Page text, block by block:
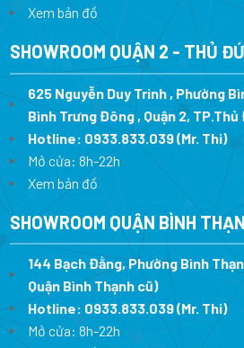
Xem bản đồ
SHOWROOM QUẬN 2 - THỦ
625 Nguyễn Duy Trinh , Phường
Bình Trưng Đông , Quận 2,
Hotline: 0933.833.039(Mr. Thi)
Mở cửa: 8h-22h
Xem bản đồ
SHOWROOM QUẬN BÌNH
144 Bạch Đằng, Phường Bình
Quận Bình Thạnh cũ)
Hotline: 0933.833.039(Mr. Thi)
Mở cửa: 8h-22h